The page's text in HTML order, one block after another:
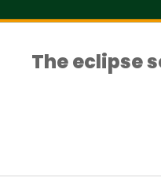
The eclipse